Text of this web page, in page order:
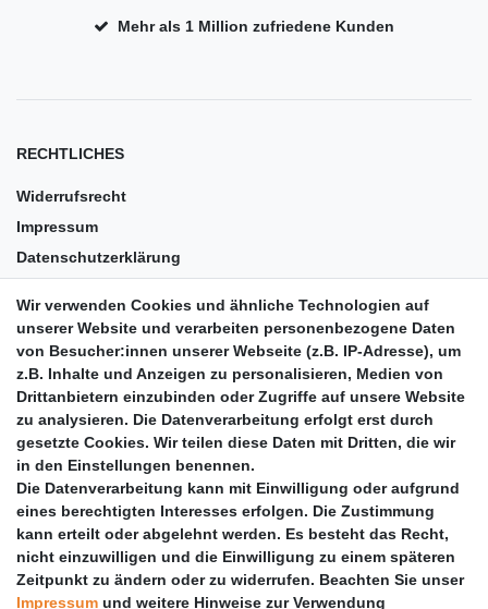
Mehr als 1 Million zufriedene Kunden
RECHTLICHES
Widerrufsrecht
Impressum
Datenschutzerklärung
Barrierefreiheit
Anleitungen
Vertrag widerrufen
PARTNER
DHL
GLS
PaketPLUS
Wir verwenden Cookies und ähnliche Technologien auf
unserer Website und verarbeiten personenbezogene Daten
von Besucher:innen unserer Webseite (z.B. IP-Adresse), um
z.B. Inhalte und Anzeigen zu personalisieren, Medien von
Drittanbietern einzubinden oder Zugriffe auf unsere Website
zu analysieren. Die Datenverarbeitung erfolgt erst durch
gesetzte Cookies. Wir teilen diese Daten mit Dritten, die wir
in den Einstellungen benennen.
Die Datenverarbeitung kann mit Einwilligung oder aufgrund
eines berechtigten Interesses erfolgen. Die Zustimmung
kann erteilt oder abgelehnt werden. Es besteht das Recht,
nicht einzuwilligen und die Einwilligung zu einem späteren
Zeitpunkt zu ändern oder zu widerrufen. Beachten Sie unser
Impressum und weitere Hinweise zur Verwendung